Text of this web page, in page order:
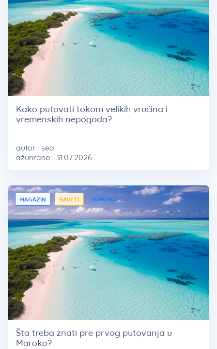
Kako putovati tokom velikih vrućina i
vremenskih nepogoda?
autor: seo
ažurirano: 31.07.2026.
MAGAZIN SAVETI MAROKO
Šta treba znati pre prvog putovanja u
Maroko?